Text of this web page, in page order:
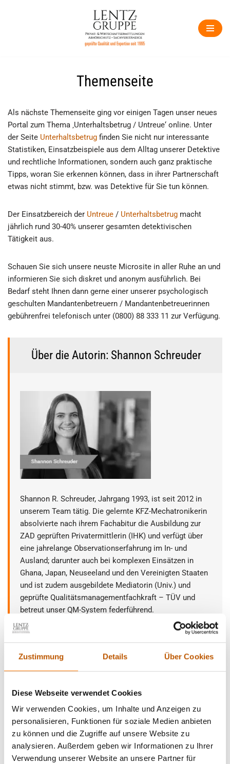
Zustimmung Details Über Cookies
Diese Webseite verwendet Cookies
Wir verwenden Cookies, um Inhalte und Anzeigen zu
personalisieren, Funktionen für soziale Medien anbieten
zu können und die Zugriffe auf unsere Website zu
analysieren. Außerdem geben wir Informationen zu Ihrer
Verwendung unserer Website an unsere Partner für
Themenseite
Als nächste Themenseite ging vor einigen Tagen unser neues
Portal zum Thema ‚Unterhaltsbetrug / Untreue‘ online. Unter
der Seite Unterhaltsbetrug finden Sie nicht nur interessante
Statistiken, Einsatzbeispiele aus dem Alltag unserer Detektive
und rechtliche Informationen, sondern auch ganz praktische
Tipps, woran Sie erkennen können, dass in ihrer Partnerschaft
etwas nicht stimmt, bzw. was Detektive für Sie tun können.
Der Einsatzbereich der Untreue / Unterhaltsbetrug macht
jährlich rund 30-40% unserer gesamten detektivischen
Tätigkeit aus.
Schauen Sie sich unsere neuste Microsite in aller Ruhe an und
informieren Sie sich diskret und anonym ausführlich. Bei
Bedarf steht Ihnen dann gerne einer unserer psychologisch
geschulten Mandantenbetreuern / Mandantenbetreuerinnen
gebührenfrei telefonisch unter (0800) 88 333 11 zur Verfügung.
Über die Autorin: Shannon Schreuder
Shannon R. Schreuder, Jahrgang 1993, ist seit 2012 in
unserem Team tätig. Die gelernte KFZ-Mechatronikerin
absolvierte nach ihrem Fachabitur die Ausbildung zur
ZAD geprüften Privatermittlerin (IHK) und verfügt über
eine jahrelange Observationserfahrung im In- und
Ausland; darunter auch bei komplexen Einsätzen in
Ghana, Japan, Neuseeland und den Vereinigten Staaten
und ist zudem ausgebildete Mediatorin (Univ.) und
geprüfte Qualitätsmanagementfachkraft – TÜV und
betreut unser QM-System federführend.
In ihrer Freizeit verbringt die Mutter eines Sohnes viel
Ehemann.
Zurück zur Newsübersicht